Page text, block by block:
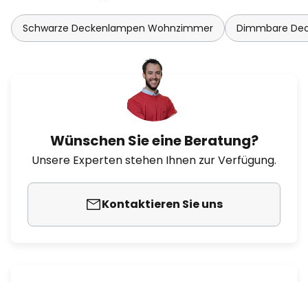
Schwarze Deckenlampen Wohnzimmer Dimmbare
Wünschen Sie eine Beratung?
Unsere Experten stehen Ihnen zur Verfügung.
Kontaktieren Sie uns